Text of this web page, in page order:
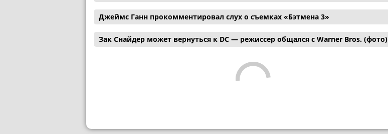
Джеймс Ганн прокомментировал слух о съемках «Бэтмена 3»
Зак Снайдер может вернуться к DC — режиссер общался с Warner Bros. (фото)